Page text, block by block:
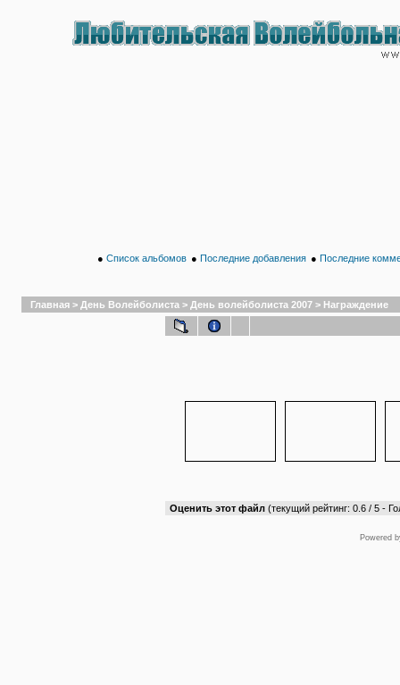
● Список альбомов ● Последние добавления ● Последние
Главная > День Волейболиста > День волейболиста 2007 > Награждение
Оценить этот файл (текущий рейтинг: 0.6 / 5 -
Powered